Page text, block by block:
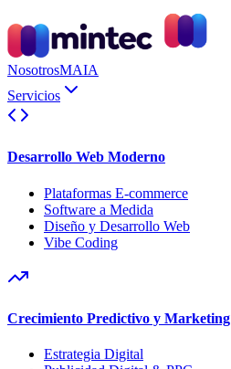
NosotrosMAIA
Servicios
Desarrollo Web Moderno
Plataformas E-commerce
Software a Medida
Diseño y Desarrollo Web
Vibe Coding
Crecimiento Predictivo y Marketing
Estrategia Digital